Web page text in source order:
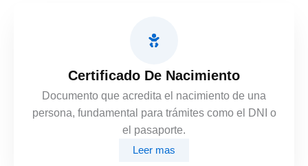
Certificado De Nacimiento
Documento que acredita el nacimiento de una
persona, fundamental para trámites como el DNI o
el pasaporte.
Leer mas